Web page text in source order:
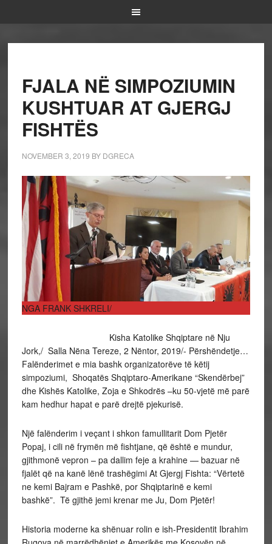
FJALA NË SIMPOZIUMIN
KUSHTUAR AT GJERGJ
FISHTËS
NOVEMBER 3, 2019 BY DGRECA
NGA FRANK SHKRELI/
Kisha Katolike Shqiptare në Nju
Jork,/ Salla Nëna Tereze, 2 Nëntor, 2019/- Përshëndetje…
Falënderimet e mia bashk organizatorëve të këtij
simpoziumi, Shoqatës Shqiptaro-Amerikane “Skendërbej”
dhe Kishës Katolike, Zoja e Shkodrës –ku 50-vjetë më parë
kam hedhur hapat e parë drejtë pjekurisë.
Një falënderim i veçant i shkon famullitarit Dom Pjetër
Popaj, i cili në frymën më fishtjane, që është e mundur,
gjithmonë vepron – pa dallim feje a krahine — bazuar në
fjalët që na kanë lënë trashëgimi At Gjergj Fishta: “Vërtetë
ne kemi Bajram e Pashkë, por Shqiptarinë e kemi
bashkë”. Të gjithë jemi krenar me Ju, Dom Pjetër!
Historia moderne ka shënuar rolin e ish-Presidentit Ibrahim